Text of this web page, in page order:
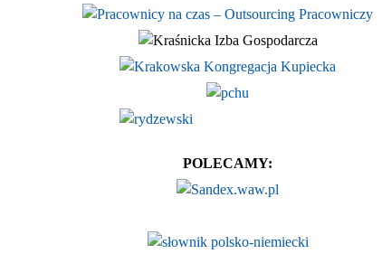
przedsiębiorców słyszane będą w
Polsce i całej Europie...
Czytaj więcej...
POLECAMY: